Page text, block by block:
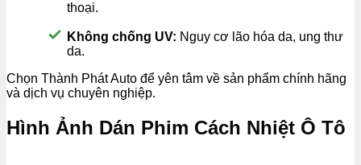
thoại.
Không chống UV: Nguy cơ lão hóa da, ung thư
da.
Chọn Thành Phát Auto để yên tâm về sản phẩm chính hãng
và dịch vụ chuyên nghiệp.
Hình Ảnh Dán Phim Cách Nhiệt Ô Tô